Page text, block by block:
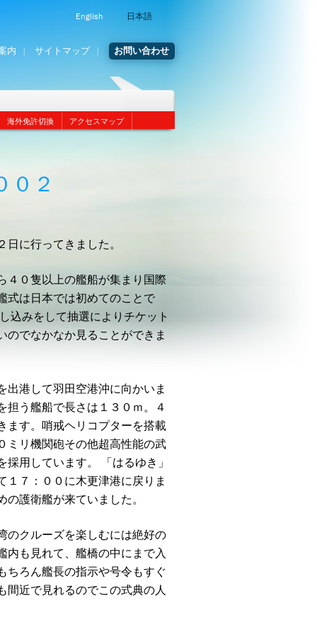
English 日本語
内 サイトマップ お問い合わせ
海外免許切換 アクセスマップ
０２
に行ってきました。
４０隻以上の艦船が集まり国際
式は日本では初めてのことで
込みをして抽選によりチケット
のでなかなか見ることができま
出港して羽田空港沖に向かいま
担う艦船で長さは１３０ｍ。４
ます。哨戒ヘリコプターを搭載
ミリ機関砲その他超高性能の武
用しています。 「はるゆき」
１７：００に木更津港に戻りま
護衛艦が来ていました。
のクルーズを楽しむには絶好の
内も見れて、艦橋の中にまで入
ちろん艦長の指示や号令もすぐ
間近で見れるのでこの式典の人